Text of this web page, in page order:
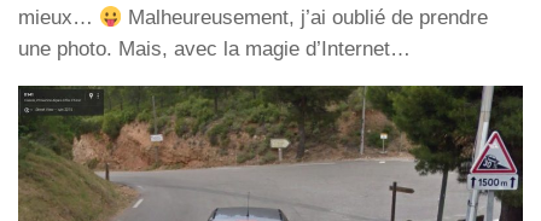
mieux…
Malheureusement, j’ai oublié de prendre
une photo. Mais, avec la magie d’Internet…